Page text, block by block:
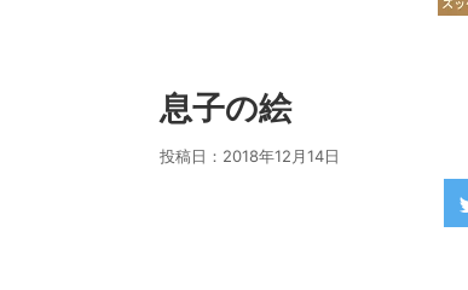
息子の絵
投稿日： 2018年12月14日